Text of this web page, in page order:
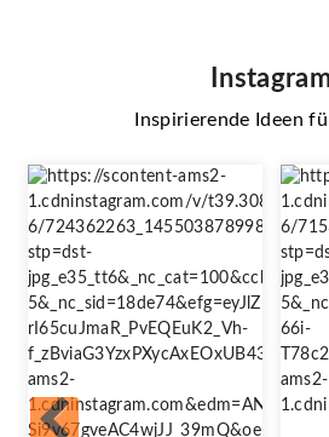
Inspirierende Ideen